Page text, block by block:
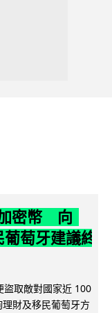
密幣 向
萄牙建議終
盜取敵對國家近 100
財及移民葡萄牙方